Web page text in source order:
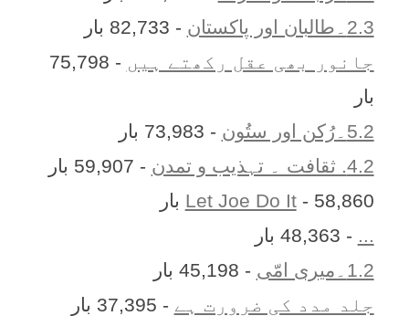
2.3۔طالبان اور پاکستان
- 82,733 بار
جانور بھی عقل رکھتے ہیں
- 75,798
بار
5.2۔رُکن اور ستُون
- 73,983 بار
4.2. ثقافت ۔ تہذیب و تمدن
- 59,907 بار
Let Joe Do It- 58,860 بار
- 48,363 بار
1.2۔میری امّی
- 45,198 بار
جلد مدد کی ضرورت ہے - 37,395 بار